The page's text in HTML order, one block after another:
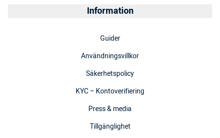
Information
Guider
Användningsvillkor
Säkerhetspolicy
KYC – Kontoverifiering
Press & media
Tillgänglighet